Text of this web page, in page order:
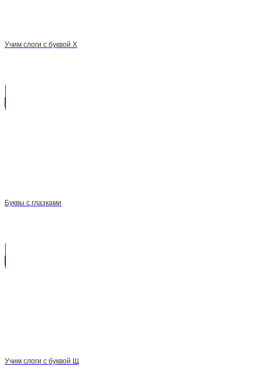
Учим слоги с буквой Х
Буквы с глазками
Учим слоги с буквой Щ